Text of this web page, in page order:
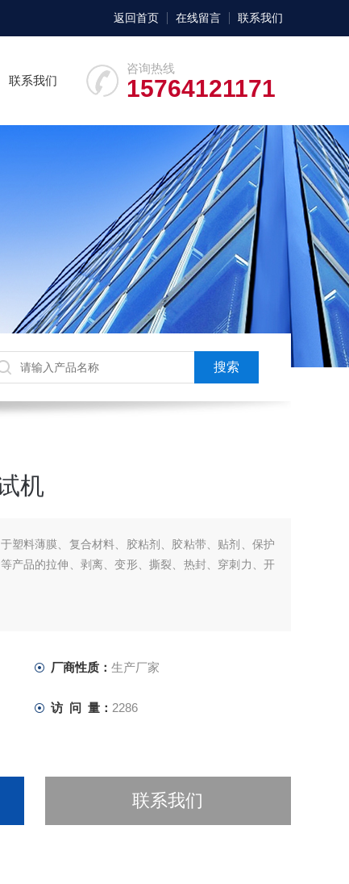
返回首页 在线留言 联系我们
咨询热线
15764121171
联系我们
机
塑料薄膜、复合材料、胶粘剂、胶粘带、贴剂、保护
产品的拉伸、剥离、变形、撕裂、热封、穿刺力、开
厂商性质： 生产厂家
访 问 量： 2286
联系我们